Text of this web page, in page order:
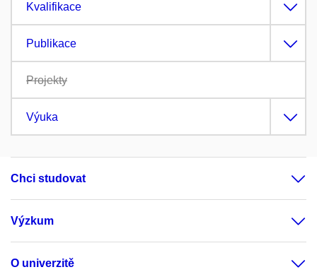
Kvalifikace
Publikace
Projekty
Výuka
Chci studovat
Výzkum
O univerzitě